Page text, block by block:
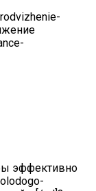
эффективно